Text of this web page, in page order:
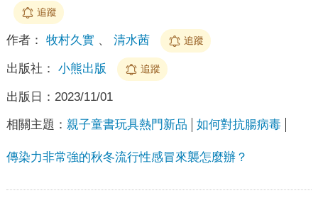
追蹤
作者： 牧村久實、 清水茜 追蹤
出版社： 小熊出版 追蹤
出版日： 2023/11/01
相關主題： 親子童書玩具熱門新品 如何對抗腸病毒
傳染力非常強的秋冬流行性感冒來襲怎麼辦？